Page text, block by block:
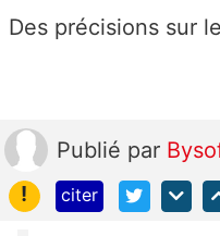
Des précisions sur
Publié par
!
citer